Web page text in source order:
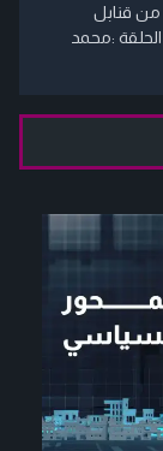
من قنابل
:محمد